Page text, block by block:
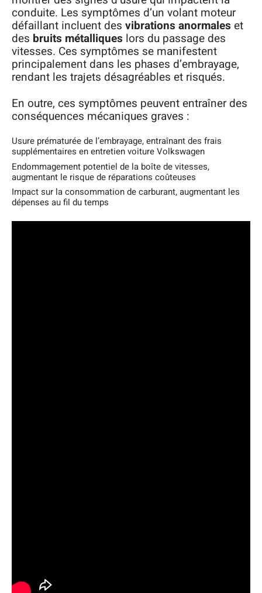
conduite. Les symptômes d’un volant moteur
défaillant incluent des vibrations anormales et
des bruits métalliques lors du passage des
vitesses. Ces symptômes se manifestent
principalement dans les phases d’embrayage,
rendant les trajets désagréables et risqués.
En outre, ces symptômes peuvent entraîner des
conséquences mécaniques graves :
Usure prématurée de l’embrayage, entraînant des frais
supplémentaires en entretien voiture Volkswagen
Endommagement potentiel de la boîte de vitesses,
augmentant le risque de réparations coûteuses
Impact sur la consommation de carburant, augmentant les
dépenses au fil du temps